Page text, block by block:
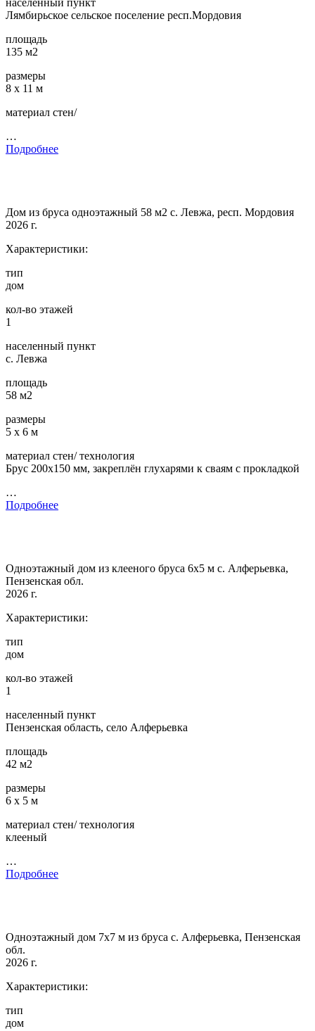
населенный пункт
Лямбирьское сельское поселение респ.Мордовия
площадь
135 м2
размеры
8 х 11 м
материал стен/
…
Подробнее
Дом из бруса одноэтажный 58 м2 с. Левжа, респ. Мордовия
2026 г.
Характеристики:
тип
дом
кол-во этажей
1
населенный пункт
с. Левжа
площадь
58 м2
размеры
5 х 6 м
материал стен/ технология
Брус 200х150 мм, закреплён глухарями к сваям с прокладкой
…
Подробнее
Одноэтажный дом из клееного бруса 6х5 м с. Алферьевка,
Пензенская обл.
2026 г.
Характеристики:
тип
дом
кол-во этажей
1
населенный пункт
Пензенская область, село Алферьевка
площадь
42 м2
размеры
6 х 5 м
материал стен/ технология
клееный
…
Подробнее
Одноэтажный дом 7х7 м из бруса с. Алферьевка, Пензенская
обл.
2026 г.
Характеристики:
тип
дом